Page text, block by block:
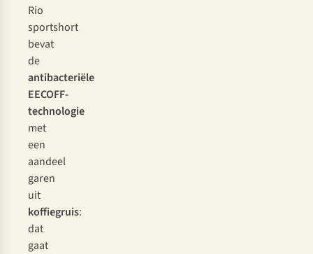
Rio
sportshort
bevat
de
antibacteriële
EECOFF-
technologie
met
een
aandeel
garen
uit
koffiegruis:
dat
gaat